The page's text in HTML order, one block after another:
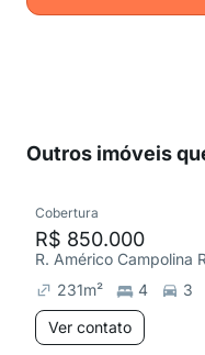
Outros imóveis
Cobertura
R$ 850.000
231m² 4
3
Ver contato